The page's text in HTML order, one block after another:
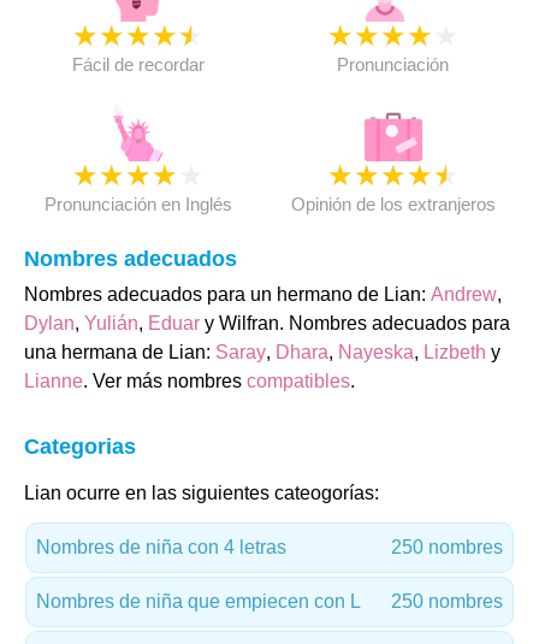
★★★★★
Fácil de recordar
★★★★
Pronunciación
★★★★
Pronunciación en Inglés
★★★★★
Opinión de los extranjeros
Nombres adecuados
Nombres adecuados para un hermano de Lian: Andrew,
Dylan, Yulián, Eduar y Wilfran. Nombres adecuados para
una hermana de Lian: Saray, Dhara, Nayeska, Lizbeth y
Lianne. Ver más nombres compatibles.
Categorias
Lian ocurre en las siguientes cateogorías:
Nombres de niña con 4 letras 250 nombres
Nombres de niña que empiecen con L 250 nombres